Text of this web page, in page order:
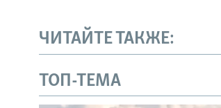
ЧИТАЙТЕ ТАКЖЕ:
ТОП-ТЕМА